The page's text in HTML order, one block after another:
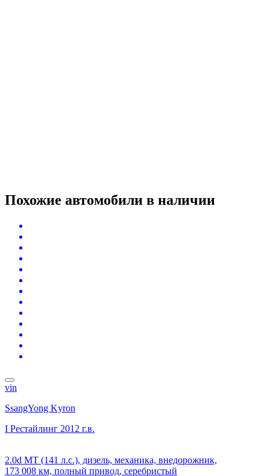
Похожие автомобили в наличии
vin
SsangYong Kyron
I Рестайлинг 2012 г.в.
2.0d MT (141 л.с.), дизель, механика, внедорожник,
173 008 км, полный привод, серебристый